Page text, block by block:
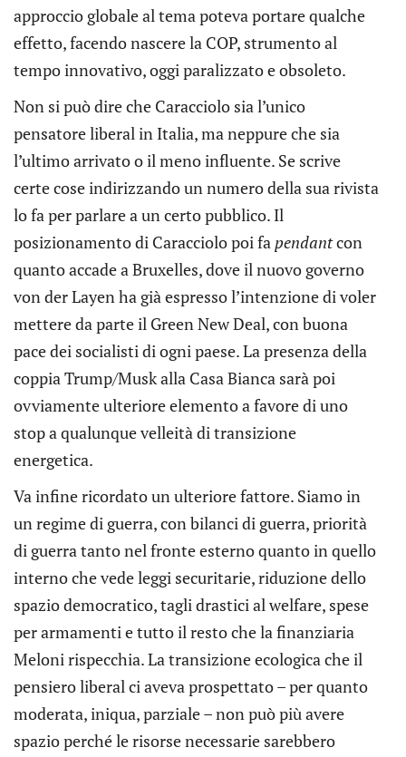
approccio globale al tema poteva portare qualche
effetto, facendo nascere la COP, strumento al
tempo innovativo, oggi paralizzato e obsoleto.
Non si può dire che Caracciolo sia l’unico
pensatore liberal in Italia, ma neppure che sia
l’ultimo arrivato o il meno influente. Se scrive
certe cose indirizzando un numero della sua rivista
lo fa per parlare a un certo pubblico. Il
posizionamento di Caracciolo poi fa pendantcon
quanto accade a Bruxelles, dove il nuovo governo
von der Layen ha già espresso l’intenzione di voler
mettere da parte il Green New Deal, con buona
pace dei socialisti di ogni paese. La presenza della
coppia Trump/Musk alla Casa Bianca sarà poi
ovviamente ulteriore elemento a favore di uno
stop a qualunque velleità di transizione
energetica.
Va infine ricordato un ulteriore fattore. Siamo in
un regime di guerra, con bilanci di guerra, priorità
di guerra tanto nel fronte esterno quanto in quello
interno che vede leggi securitarie, riduzione dello
spazio democratico, tagli drastici al welfare, spese
per armamenti e tutto il resto che la finanziaria
Meloni rispecchia. La transizione ecologica che il
pensiero liberal ci aveva prospettato – per quanto
moderata, iniqua, parziale – non può più avere
spazio perché le risorse necessarie sarebbero